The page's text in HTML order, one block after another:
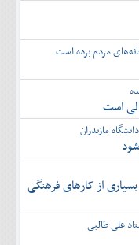
مردم برده است
است
مازندران
از کارهای فرهنگی
علی طالبی